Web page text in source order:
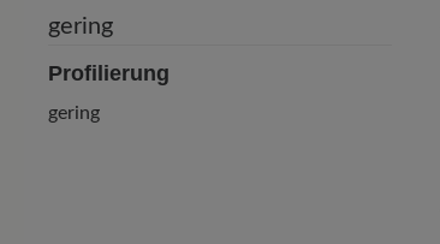
Profilierung
gering